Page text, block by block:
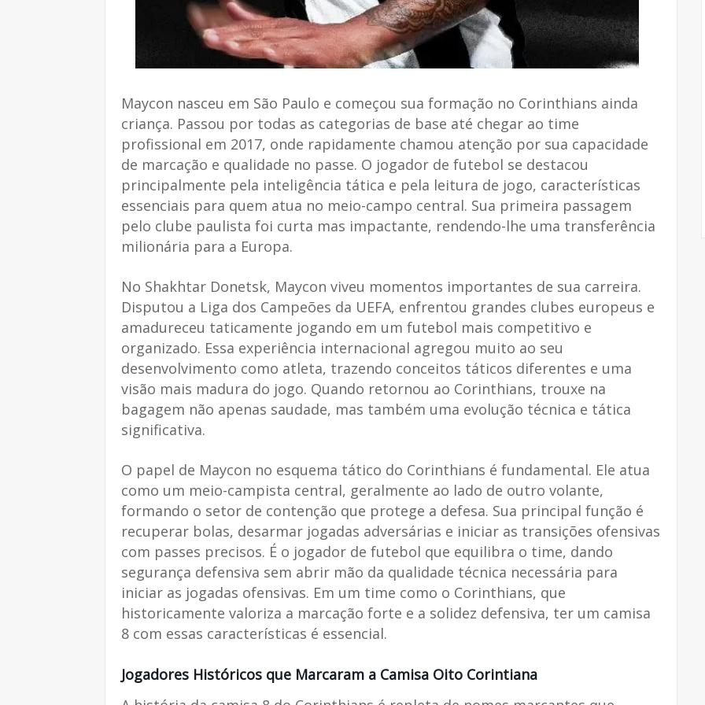
Maycon nasceu em São Paulo e começou sua formação no Corinthians ainda
criança. Passou por todas as categorias de base até chegar ao time
profissional em 2017, onde rapidamente chamou atenção por sua capacidade
de marcação e qualidade no passe. O jogador de futebol se destacou
principalmente pela inteligência tática e pela leitura de jogo, características
essenciais para quem atua no meio-campo central. Sua primeira passagem
pelo clube paulista foi curta mas impactante, rendendo-lhe uma transferência
milionária para a Europa.
No Shakhtar Donetsk, Maycon viveu momentos importantes de sua carreira.
Disputou a Liga dos Campeões da UEFA, enfrentou grandes clubes europeus e
amadureceu taticamente jogando em um futebol mais competitivo e
organizado. Essa experiência internacional agregou muito ao seu
desenvolvimento como atleta, trazendo conceitos táticos diferentes e uma
visão mais madura do jogo. Quando retornou ao Corinthians, trouxe na
bagagem não apenas saudade, mas também uma evolução técnica e tática
significativa.
O papel de Maycon no esquema tático do Corinthians é fundamental. Ele atua
como um meio-campista central, geralmente ao lado de outro volante,
formando o setor de contenção que protege a defesa. Sua principal função é
recuperar bolas, desarmar jogadas adversárias e iniciar as transições ofensivas
com passes precisos. É o jogador de futebol que equilibra o time, dando
segurança defensiva sem abrir mão da qualidade técnica necessária para
iniciar as jogadas ofensivas. Em um time como o Corinthians, que
historicamente valoriza a marcação forte e a solidez defensiva, ter um camisa
8 com essas características é essencial.
Jogadores Históricos que Marcaram a Camisa Oito Corintiana